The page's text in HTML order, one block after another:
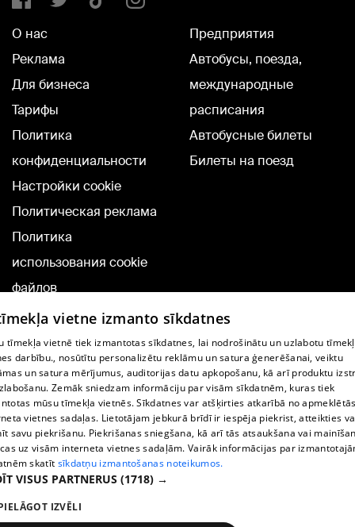
О нас
Реклама
Для бизнеса
Тарифы
Политика
конфиденциальности
Настройки cookie
Политическая реклама
Политика
использования cookie
файлов
Добавление
комментариев
Предприятия
Автобусы, поезда,
международные
расписания
Автобусные билеты
Билеты на поезд
TВ-программа
Условия договора
360 Ziņu kontakti
Helio Media
Служба помощи портала: э-почта -
vietne izmanto sīkdatnes
tīmekļa vietnē tiek izmantotas sīkdatnes, lai nodrošinātu un uzlabotu
darbību., nosūtītu personalizētu reklāmu un satura ģenerēšanai, veiktu
un satura mērījumus, auditorijas datu apkopošanu, kā arī produktu
Zemāk sniedzam informāciju par visām sīkdatnēm, kuras tiek
mūsu tīmekļa vietnēs. Sīkdatnes var atšķirties atkarībā no
vietnes sadaļas. Lietotājam jebkurā brīdī ir iespēja piekrist, atteikties
savu piekrišanu. Piekrišanas sniegšana, kā arī tās atsaukšana vai
uz visām interneta vietnes sadaļām. Vairāk informācijas par
skatīt sīkdatņu izmantošanas noteikumos.
VISUS PARTNERUS (1718) →
IZVĒLI